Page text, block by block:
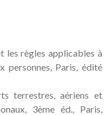
les règles applicables à
personnes, Paris, édité
terrestres, aériens et
3ème éd., Paris,